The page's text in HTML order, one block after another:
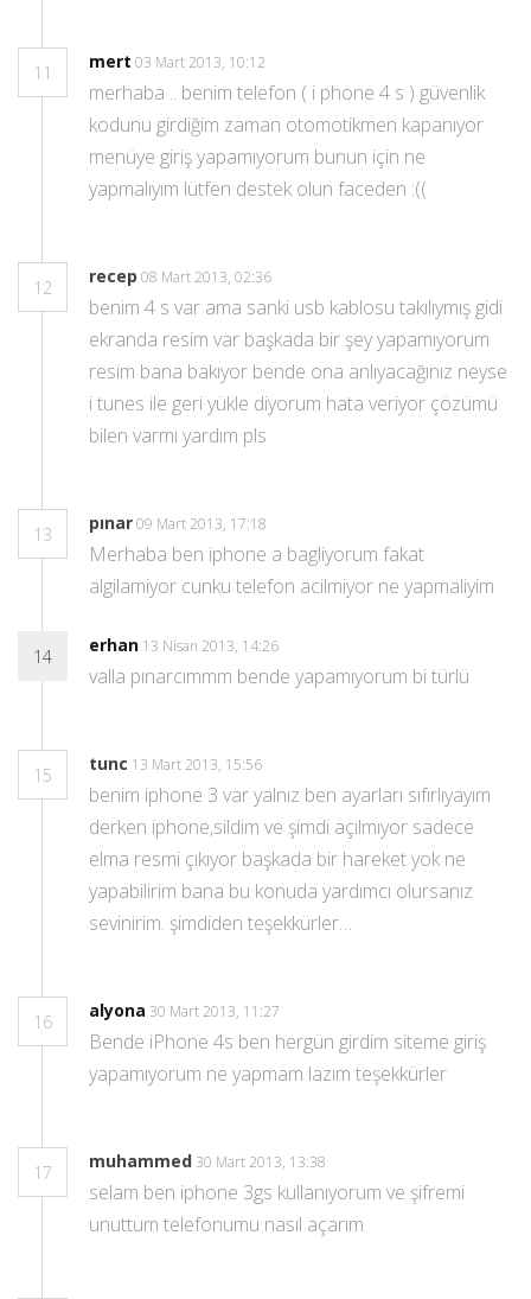
11
mert 03 Mart 2013, 10:12
merhaba .. benim telefon ( i phone 4 s ) güvenlik
kodunu girdiğim zaman otomotikmen kapanıyor
menüye giriş yapamıyorum bunun için ne
yapmalıyım lütfen destek olun faceden :((
12
recep 08 Mart 2013, 02:36
benim 4 s var ama sanki usb kablosu takılıymış gidi
ekranda resim var başkada bir şey yapamıyorum
resim bana bakıyor bende ona anlıyacağınız neyse
i tunes ile geri yükle diyorum hata veriyor çözümü
bilen varmı yardım pls
13
pınar09 Mart 2013, 17:18
Merhaba ben iphone a bagliyorum fakat
algilamiyor cunku telefon acilmiyor ne yapmaliyim
14
erhan 13 Nisan 2013, 14:26
valla pınarcımmm bende yapamıyorum bi türlü
15
tunc 13 Mart 2013, 15:56
benim iphone 3 var yalnız ben ayarları sıfırlıyayım
derken iphone,sildim ve şimdi açılmıyor sadece
elma resmi çıkıyor başkada bir hareket yok ne
yapabilirim bana bu konuda yardımcı olursanız
sevinirim. şimdiden teşekkürler…
16
alyona 30 Mart 2013, 11:27
Bende iPhone 4s ben hergün girdim siteme giriş
yapamıyorum ne yapmam lazım teşekkürler
17
muhammed 30 Mart 2013, 13:38
selam ben iphone 3gs kullanıyorum ve şifremi
unuttum telefonumu nasıl açarım